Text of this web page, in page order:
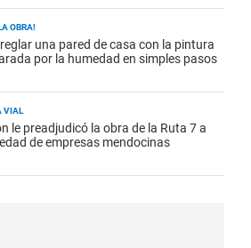
OBRA!
una pared de casa con la pintura
por la humedad en simples pasos
VIAL
le preadjudicó la obra de la Ruta 7 a
de empresas mendocinas